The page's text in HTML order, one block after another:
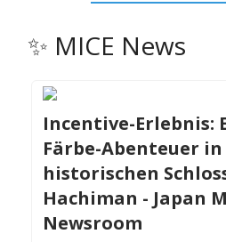
✨ MICE News
Incentive-Erlebnis:
Färbe-Abenteuer
historischen
Hachiman - Japan
Newsroom